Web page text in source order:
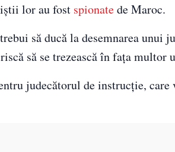
lor au fost spionatede Maroc.
să ducă la desemnarea unui
să se trezească în faţa
judecătorul de instrucţie,